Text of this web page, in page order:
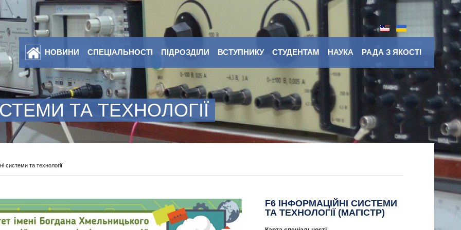
НОВИНИ СПЕЦІАЛЬНОСТІ ПІДРОЗДІЛИ ВСТУПНИКУ СТУДЕНТАМ НАУКА РАДА З ЯКОСТІ
ТА ТЕХНОЛОГІЇ
системи та технології
F6 ІНФОРМАЦІЙНІ СИСТЕМИ
ТА ТЕХНОЛОГІЇ (МАГІСТР)